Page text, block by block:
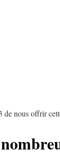
nous offrir